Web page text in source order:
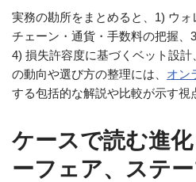
実務の勘所をまとめると、1) ウ
チェーン・通貨・手数料の把握、
4) 損失許容度に基づくベット設
の動向や選び方の整理には、 オン
する包括的な解説や比較が示す視
ケースで読む進
ーフェア、ステー